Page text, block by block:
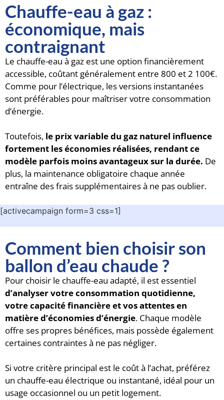
Chauffe-eau à gaz :
économique, mais
contraignant
Le chauffe-eau à gaz est une option financièrement
accessible, coûtant généralement entre 800 et 2 100€.
Comme pour l’électrique, les versions instantanées
sont préférables pour maîtriser votre consommation
d’énergie.
Toutefois, le prix variable du gaz naturel influence
fortement les économies réalisées, rendant ce
modèle parfois moins avantageux sur la durée. De
plus, la maintenance obligatoire chaque année
entraîne des frais supplémentaires à ne pas oublier.
[activecampaign form=3 css=1]
Comment bien choisir son
ballon d’eau chaude ?
Pour choisir le chauffe-eau adapté, il est essentiel
d’analyser votre consommation quotidienne,
votre capacité financière et vos attentes en
matière d’économies d’énergie. Chaque modèle
offre ses propres bénéfices, mais possède également
certaines contraintes à ne pas négliger.
Si votre critère principal est le coût à l’achat, préférez
un chauffe-eau électrique ou instantané, idéal pour un
usage occasionnel ou un petit logement.